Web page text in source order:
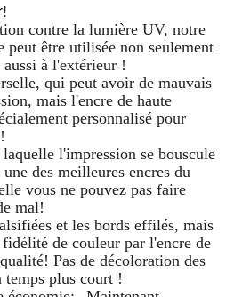
contre la lumière UV, notre
peut être utilisée non seulement
à l'extérieur !
qui peut avoir de mauvais
mais l'encre de haute
personnalisé pour
laquelle l'impression se bouscule
des meilleures encres du
vous ne pouvez pas faire
mal!
et les bords effilés, mais
de couleur par l'encre de
Pas de décoloration des
temps plus court !